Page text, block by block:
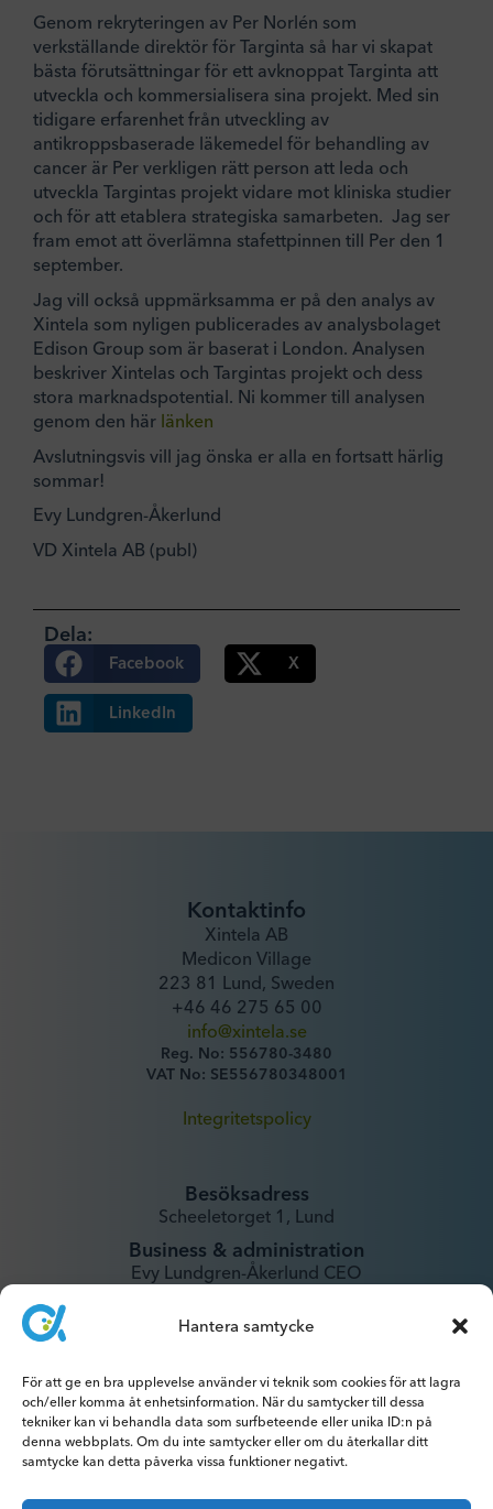
Hantera samtycke
För att ge en bra upplevelse använder vi teknik som cookies för att lagra
och/eller komma åt enhetsinformation. När du samtycker till dessa
tekniker kan vi behandla data som surfbeteende eller unika ID:n på
denna webbplats. Om du inte samtycker eller om du återkallar ditt
samtycke kan detta påverka vissa funktioner negativt.
Genom rekryteringen av Per Norlén som
verkställande direktör för Targinta så har vi skapat
bästa förutsättningar för ett avknoppat Targinta att
utveckla och kommersialisera sina projekt. Med sin
tidigare erfarenhet från utveckling av
antikroppsbaserade läkemedel för behandling av
cancer är Per verkligen rätt person att leda och
utveckla Targintas projekt vidare mot kliniska studier
och för att etablera strategiska samarbeten. Jag ser
fram emot att överlämna stafettpinnen till Per den 1
september.
Jag vill också uppmärksamma er på den analys av
Xintela som nyligen publicerades av analysbolaget
Edison Group som är baserat i London. Analysen
beskriver Xintelas och Targintas projekt och dess
stora marknadspotential. Ni kommer till analysen
genom den här länken
Avslutningsvis vill jag önska er alla en fortsatt härlig
sommar!
Evy Lundgren-Åkerlund
VD Xintela AB (publ)
Dela:
Facebook X
LinkedIn
Kontaktinfo
Xintela AB
Medicon Village
223 81 Lund, Sweden
+46 46 275 65 00
info@xintela.se
Reg. No: 556780-3480
VAT No: SE556780348001
Integritetspolicy
Besöksadress
Scheeletorget 1, Lund
Business & administration
Evy Lundgren-Åkerlund CEO
ir@xintela.se